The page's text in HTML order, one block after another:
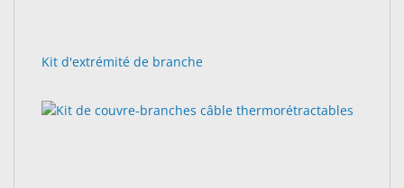
Kit d'extrémité de branche